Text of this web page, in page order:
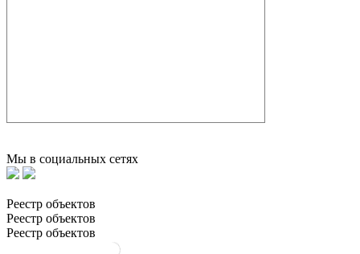
Мы в социальных сетях
Реестр объектов
Реестр объектов
Реестр объектов